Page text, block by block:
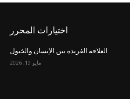
اختيارات المحرر
العلاقة الفريدة بين الإنسان والخيول
مايو 19, 2026